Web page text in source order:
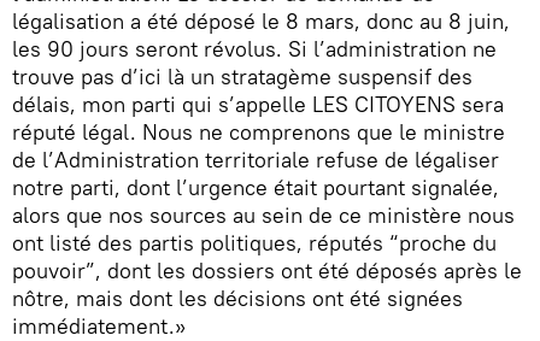
légalisation a été déposé le 8 mars, donc au 8 juin,
les 90 jours seront révolus. Si l’administration ne
trouve pas d’ici là un stratagème suspensif des
délais, mon parti qui s’appelle LES CITOYENS sera
réputé légal. Nous ne comprenons que le ministre
de l’Administration territoriale refuse de légaliser
notre parti, dont l’urgence était pourtant signalée,
alors que nos sources au sein de ce ministère nous
ont listé des partis politiques, réputés “proche du
pouvoir”, dont les dossiers ont été déposés après le
nôtre, mais dont les décisions ont été signées
immédiatement.»